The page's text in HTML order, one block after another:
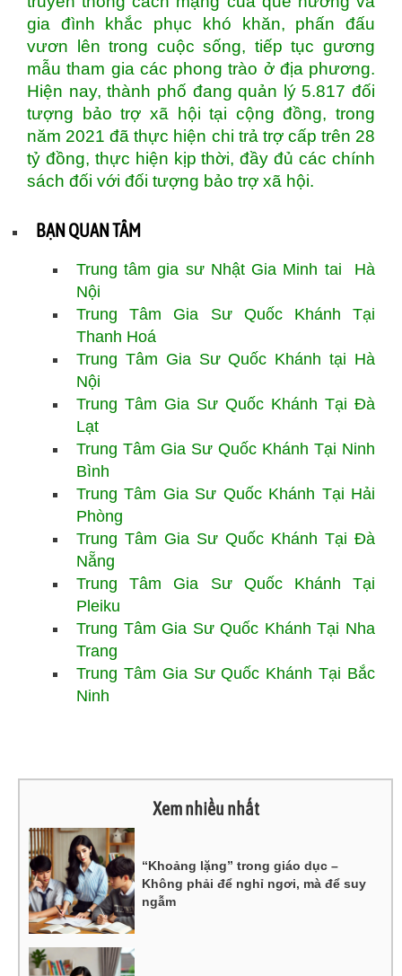
gia đình khắc phục khó khăn, phấn đấu
vươn lên trong cuộc sống, tiếp tục gương
mẫu tham gia các phong trào ở địa phương.
Hiện nay, thành phố đang quản lý 5.817 đối
tượng bảo trợ xã hội tại cộng đồng, trong
năm 2021 đã thực hiện chi trả trợ cấp trên 28
tỷ đồng, thực hiện kịp thời, đầy đủ các chính
sách đối với đối tượng bảo trợ xã hội.
BẠN QUAN TÂM
Trung tâm gia sư Nhật Gia Minh tai Hà
Nội
Trung Tâm Gia Sư Quốc Khánh Tại
Thanh Hoá
Trung Tâm Gia Sư Quốc Khánh tại Hà
Nội
Trung Tâm Gia Sư Quốc Khánh Tại Đà
Lạt
Trung Tâm Gia Sư Quốc Khánh Tại Ninh
Bình
Trung Tâm Gia Sư Quốc Khánh Tại Hải
Phòng
Trung Tâm Gia Sư Quốc Khánh Tại Đà
Nẵng
Trung Tâm Gia Sư Quốc Khánh Tại
Pleiku
Trung Tâm Gia Sư Quốc Khánh Tại Nha
Trang
Trung Tâm Gia Sư Quốc Khánh Tại Bắc
Ninh
Xem nhiều nhất
“Khoảng lặng” trong giáo dục –
Không phải để nghỉ ngơi, mà để suy
ngẫm